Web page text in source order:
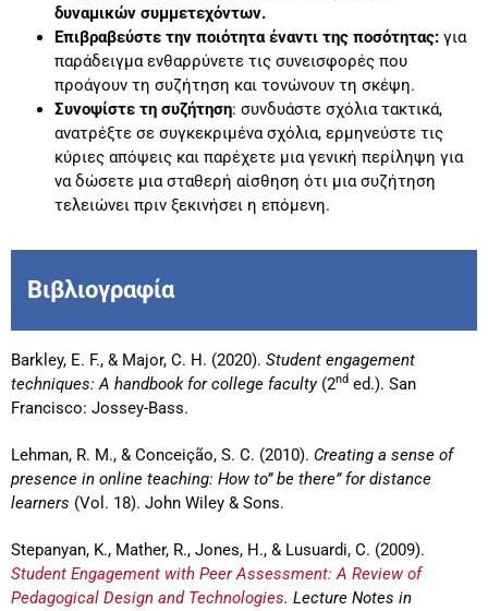
δυναμικών συμμετεχόντων.
Επιβραβεύστε την ποιότητα έναντι της ποσότητας: για
παράδειγμα ενθαρρύνετε τις συνεισφορές που
προάγουν τη συζήτηση και τονώνουν τη σκέψη.
Συνοψίστε τη συζήτηση: συνδυάστε σχόλια τακτικά,
ανατρέξτε σε συγκεκριμένα σχόλια, ερμηνεύστε τις
κύριες απόψεις και παρέχετε μια γενική περίληψη για
να δώσετε μια σταθερή αίσθηση ότι μια συζήτηση
τελειώνει πριν ξεκινήσει η επόμενη.
Βιβλιογραφία
Barkley, E. F., & Major, C. H. (2020). Student engagement
techniques: A handbook for college faculty (2nd ed.). San
Francisco: Jossey-Bass.
Lehman, R. M., & Conceição, S. C. (2010). Creating a sense of
presence in online teaching: How to” be there” for distance
learners (Vol. 18). John Wiley & Sons.
Stepanyan, K., Mather, R., Jones, H., & Lusuardi, C. (2009).
Student Engagement with Peer Assessment: A Review of
Pedagogical Design and Technologies. Lecture Notes in